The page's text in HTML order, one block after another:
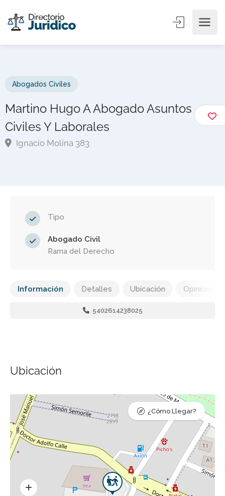
Abogados Civiles
Martino Hugo A Abogado Asuntos
Civiles Y Laborales
Ignacio Molina 383
Tipo
Abogado Civil
Rama del Derecho
Información Detalles Ubicación Opiniones
5402614238025
Ubicación
¿Cómo Llegar?